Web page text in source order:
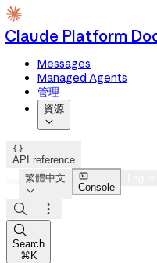
Claude Platform
Messages
Managed Agents
管理
資源


API reference
繁體中文


Console



Search
⌘K